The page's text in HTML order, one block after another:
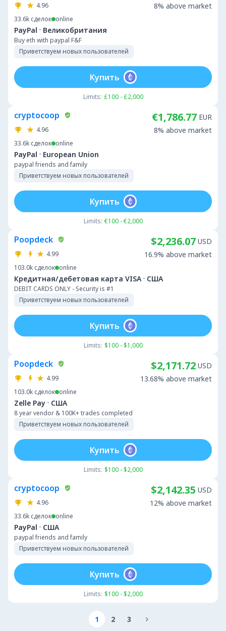
4.96
33.6k сделок online
PayPal · Великобритания
Buy eth with paypal F&F
Приветствуем новых пользователей
8% above market
Limits: £100 - £2,000
Купить
cryptocoop
4.96
33.6k сделок online
PayPal · European Union
paypal friends and family
Приветствуем новых пользователей
€1,786.77 EUR
8% above market
Limits: €100 - €2,000
Купить
Poopdeck
4.99
103.0k сделок online
Кредитная/дебетовая карта VISA · США
DEBIT CARDS ONLY - Security is #1
Приветствуем новых пользователей
$2,236.07 USD
16.9% above market
Limits: $100 - $1,000
Купить
Poopdeck
4.99
103.0k сделок online
Zelle Pay · США
8 year vendor & 100K+ trades completed
Приветствуем новых пользователей
$2,171.72 USD
13.68% above market
Limits: $100 - $2,000
Купить
cryptocoop
4.96
33.6k сделок online
PayPal · США
paypal friends and family
Приветствуем новых пользователей
$2,142.35 USD
12% above market
Limits: $100 - $2,000
Купить
1 2 3 